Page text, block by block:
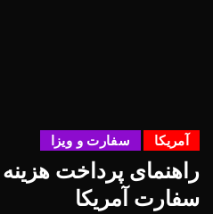
آمریکا سفارت و ویزا
راهنمای پرداخت
سفارت آمریکا